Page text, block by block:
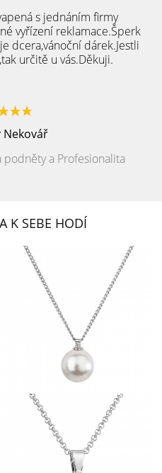
s jednáním firmy
vyřízení reklamace.Šperk
dcera,vánoční dárek.Jestli
určitě u vás.Děkuji.
Nekovář
podněty a Profesionalita
K SEBE HODÍ